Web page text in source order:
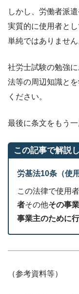
しかし、労働者派
実質的に使用者と
単純ではありません
社労士試験の勉強
法等の周辺知識と
ください。
最後に条文をもう
この記事で解説
労基法10条（使用
この法律で使用
者その他その事
事業主のために
（参考資料等）